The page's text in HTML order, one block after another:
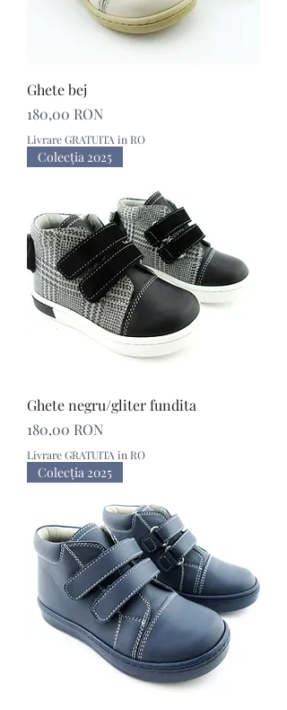
Ghete bej
Preț
180,00 RON
Livrare GRATUITA in RO
Colecţia 2025
Ghete negru/gliter fundita
Preț
180,00 RON
Livrare GRATUITA in RO
Colecţia 2025